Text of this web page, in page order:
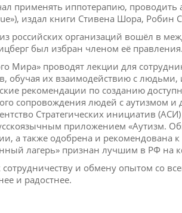
применять иппотерапию,
издал книги Стивена Шора, Робин
организаций вошёл в
был избран членом её правления.
Мира» проводят лекции для
обучая их взаимодействию с
рекомендации по созданию
сопровождения людей с аутизмом
Стратегических инициатив
приложением «Аутизм.
а также одобрена и рекомендована
лагерь» признан лучшим в РФ на
и обмену опытом со
и радостнее.